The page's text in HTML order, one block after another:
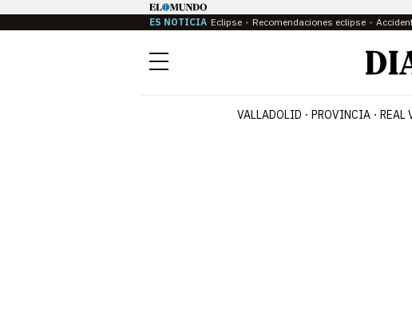
ES NOTICIA Eclipse Recomendaciones eclipse
Menú
VALLADOLID PROVINCIA REAL